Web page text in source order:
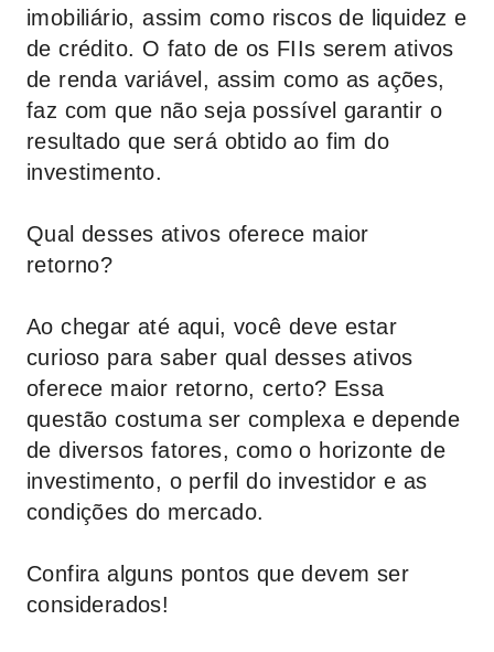
imobiliário, assim como riscos de liquidez e
de crédito. O fato de os FIIs serem ativos
de renda variável, assim como as ações,
faz com que não seja possível garantir o
resultado que será obtido ao fim do
investimento.
Qual desses ativos oferece maior
retorno?
Ao chegar até aqui, você deve estar
curioso para saber qual desses ativos
oferece maior retorno, certo? Essa
questão costuma ser complexa e depende
de diversos fatores, como o horizonte de
investimento, o perfil do investidor e as
condições do mercado.
Confira alguns pontos que devem ser
considerados!